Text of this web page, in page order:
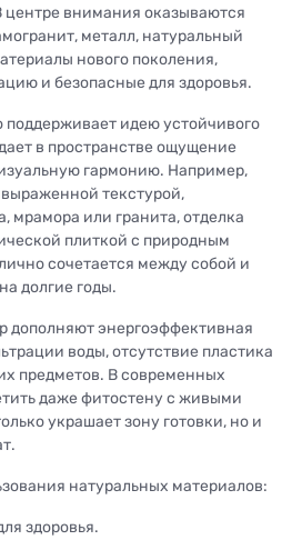
центре внимания оказываются
металл, натуральный
нового поколения,
и безопасные для здоровья.
поддерживает идею устойчивого
в пространстве ощущение
гармонию. Например,
текстурой,
мрамора или гранита, отделка
плиткой с природным
сочетается между собой и
долгие годы.
дополняют энергоэффективная
воды, отсутствие пластика
предметов. В современных
даже фитостену с живыми
украшает зону готовки, но и
натуральных материалов:
здоровья.